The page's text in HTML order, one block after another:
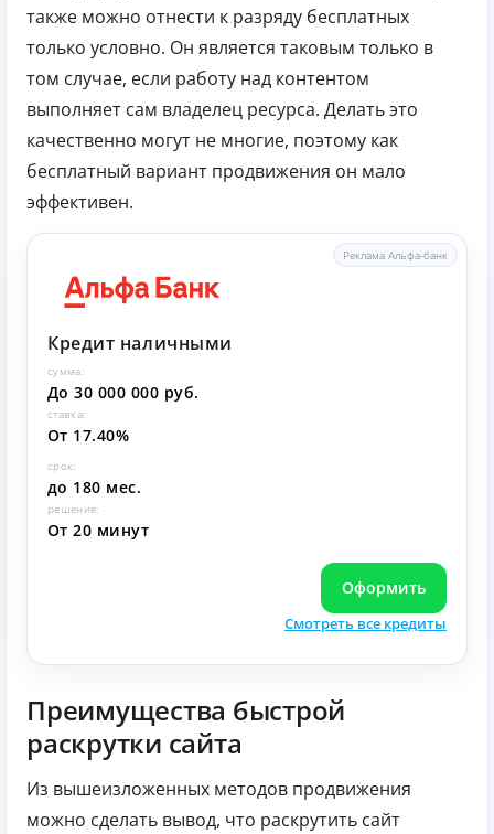
также можно отнести к разряду бесплатных
только условно. Он является таковым только в
том случае, если работу над контентом
выполняет сам владелец ресурса. Делать это
качественно могут не многие, поэтому как
бесплатный вариант продвижения он мало
эффективен.
Реклама Альфа-банк
Кредит наличными
сумма:
До 30 000 000 руб.
ставка:
От 17.40%
срок:
до 180 мес.
решение:
От 20 минут
Оформить
Смотреть все кредиты
Преимущества быстрой
раскрутки сайта
Из вышеизложенных методов продвижения
можно сделать вывод, что раскрутить сайт